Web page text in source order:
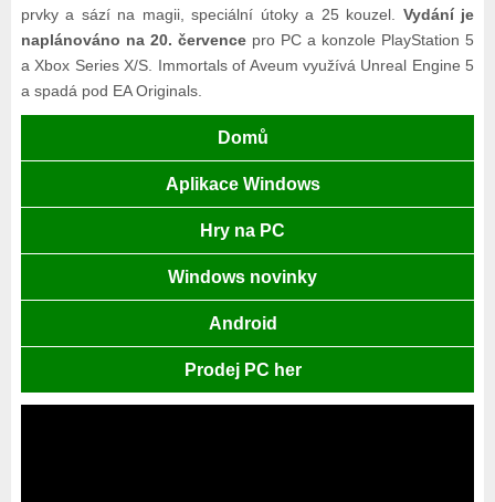
prvky a sází na magii, speciální útoky a 25 kouzel. Vydání je
naplánováno na 20. červencepro PC a konzole PlayStation 5
a Xbox Series X/S. Immortals of Aveum využívá Unreal Engine 5
a spadá pod EA Originals.
Domů
Aplikace Windows
Hry na PC
Windows novinky
Android
Prodej PC her